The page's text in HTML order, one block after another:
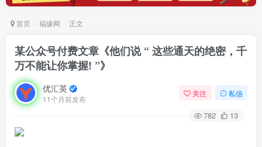
首页 福缘网 正文
某公众号付费文章《他们说 “ 这些通天的绝密，千
万不能让你掌握! ”》
优汇英
11个月前发布
关注 私信
782 13